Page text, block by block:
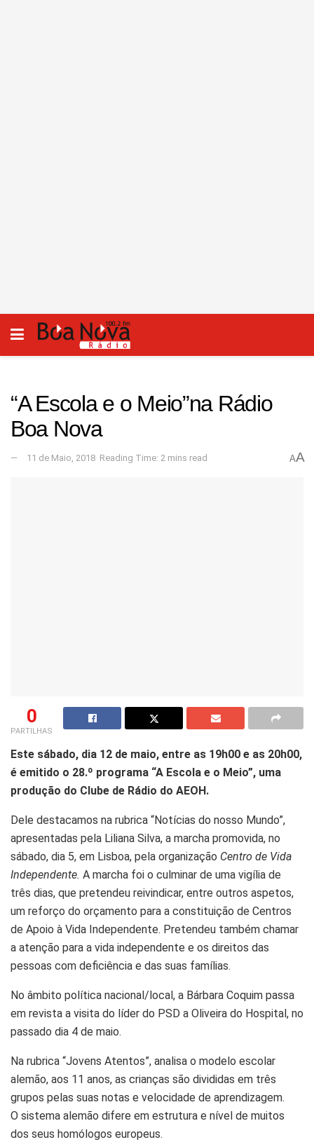
“A Escola e o Meio”na Rádio
Boa Nova
11 de Maio, 2018 Reading Time: 2 mins read AA
0
PARTILHAS
Este sábado, dia 12 de maio, entre as 19h00 e as 20h00,
é emitido o 28.º programa “A Escola e o Meio”, uma
produção do Clube de Rádio do AEOH.
Dele destacamos na rubrica “Notícias do nosso Mundo”,
apresentadas pela Liliana Silva, a marcha promovida, no
sábado, dia 5, em Lisboa, pela organização Centro de Vida
Independente. A marcha foi o culminar de uma vigília de
três dias, que pretendeu reivindicar, entre outros aspetos,
um reforço do orçamento para a constituição de Centros
de Apoio à Vida Independente. Pretendeu também chamar
a atenção para a vida independente e os direitos das
pessoas com deficiência e das suas famílias.
No âmbito política nacional/local, a Bárbara Coquim passa
em revista a visita do líder do PSD a Oliveira do Hospital, no
passado dia 4 de maio.
Na rubrica “Jovens Atentos”, analisa o modelo escolar
alemão, aos 11 anos, as crianças são divididas em três
grupos pelas suas notas e velocidade de aprendizagem.
O sistema alemão difere em estrutura e nível de muitos
dos seus homólogos europeus.